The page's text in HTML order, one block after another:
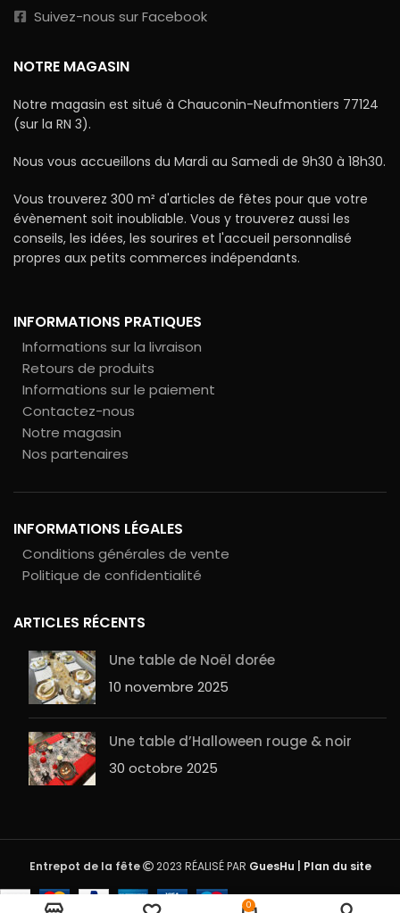
Suivez-nous sur Facebook
NOTRE MAGASIN
Notre magasin est situé à Chauconin-Neufmontiers 77124
(sur la RN 3).
Nous vous accueillons du Mardi au Samedi de 9h30 à 18h30.
Vous trouverez 300 m² d'articles de fêtes pour que votre
évènement soit inoubliable. Vous y trouverez aussi les
conseils, les idées, les sourires et l'accueil personnalisé
propres aux petits commerces indépendants.
INFORMATIONS PRATIQUES
Informations sur la livraison
Retours de produits
Informations sur le paiement
Contactez-nous
Notre magasin
Nos partenaires
INFORMATIONS LÉGALES
Conditions générales de vente
Politique de confidentialité
ARTICLES RÉCENTS
Une table de Noël dorée
10 novembre 2025
Une table d’Halloween rouge & noir
30 octobre 2025
Entrepot de la fête 2023 RÉALISÉ PAR GuesHu Plan du site
decoMarker Pébéo – Noir
Rupture
0